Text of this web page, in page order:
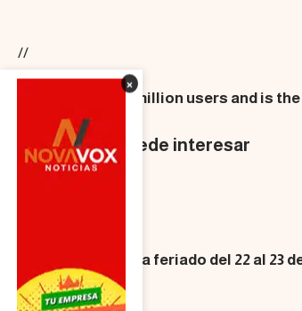
×
//
We influence 20 million users and is
Tambien te puede interesar
Gobierno traslada feriado del 22 al 23
1 Min lectura